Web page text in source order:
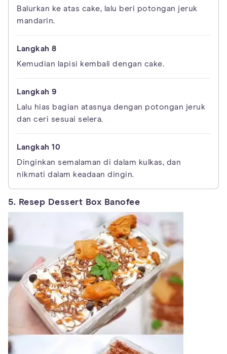
Balurkan ke atas cake, lalu beri potongan jeruk
mandarin.
Kemudian lapisi kembali dengan cake.
Lalu hias bagian atasnya dengan potongan jeruk
dan ceri sesuai selera.
Dinginkan semalaman di dalam kulkas, dan
nikmati dalam keadaan dingin.
5. Resep Dessert Box Banofee